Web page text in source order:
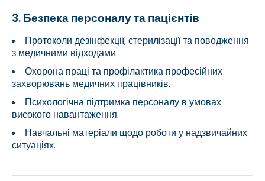
3. Безпека персоналу та пацієнтів
Протоколи дезінфекції, стерилізації та поводження
з медичними відходами.
Охорона праці та профілактика професійних
захворювань медичних працівників.
Психологічна підтримка персоналу в умовах
високого навантаження.
Навчальні матеріали щодо роботи у надзвичайних
ситуаціях.